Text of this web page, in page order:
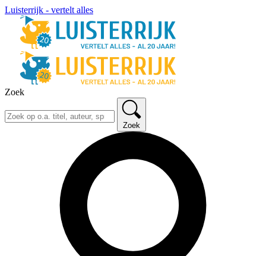
Luisterrijk - vertelt alles
Zoek
Zoek